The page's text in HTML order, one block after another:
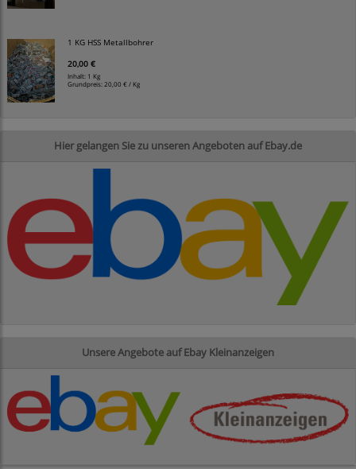
1 KG HSS Metallbohrer
20,00 €
Inhalt: 1 Kg
Grundpreis: 20,00 € / Kg
Hier gelangen Sie zu unseren Angeboten auf Ebay.de
Unsere Angebote auf Ebay Kleinanzeigen